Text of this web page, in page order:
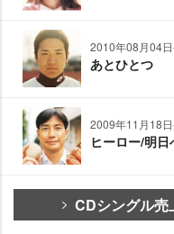
2010年08月04
あとひとつ
2009年11月18
ヒーロー/明日
CDシングル売